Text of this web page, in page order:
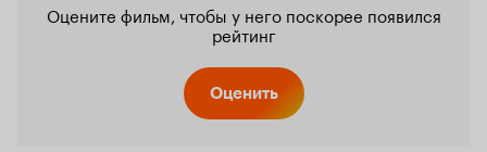
Оцените фильм, чтобы у него поскорее появился
рейтинг
Оценить